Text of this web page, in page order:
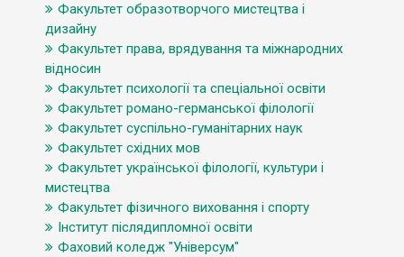
Факультет образотворчого мистецтва і
дизайну
Факультет права, врядування та міжнародних
відносин
Факультет психології та спеціальної освіти
Факультет романо-германської філології
Факультет суспільно-гуманітарних наук
Факультет східних мов
Факультет української філології, культури і
мистецтва
Факультет фізичного виховання і спорту
Інститут післядипломної освіти
Фаховий коледж "Універсум"